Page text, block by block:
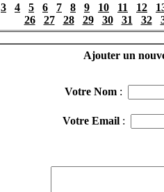
3 4 5 6 7 8 9 10 11 12
26
27 28 29 30 31 32
Ajouter un
Votre Nom :
Votre Email: